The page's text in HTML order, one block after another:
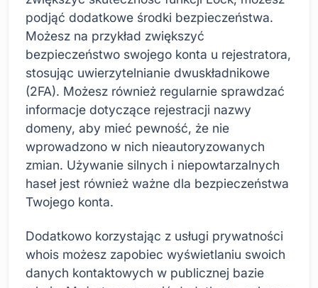
podjąć dodatkowe środki bezpieczeństwa.
Możesz na przykład zwiększyć
bezpieczeństwo swojego konta u rejestratora,
stosując uwierzytelnianie dwuskładnikowe
(2FA). Możesz również regularnie sprawdzać
informacje dotyczące rejestracji nazwy
domeny, aby mieć pewność, że nie
wprowadzono w nich nieautoryzowanych
zmian. Używanie silnych i niepowtarzalnych
haseł jest również ważne dla bezpieczeństwa
Twojego konta.
Dodatkowo korzystając z usługi prywatności
whois możesz zapobiec wyświetlaniu swoich
danych kontaktowych w publicznej bazie